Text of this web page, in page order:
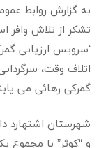
به گزارش روابط
تشکر از تلاش وافر
‘سرویس ارزیابی
اتلاف وقت،
گمرکی رهائی می
شهرستان اشتهارد
و “کوثر” با